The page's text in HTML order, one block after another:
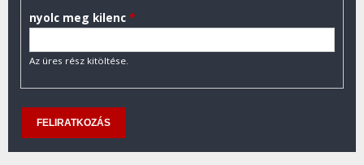
nyolc meg kilenc *
Az üres rész kitöltése.